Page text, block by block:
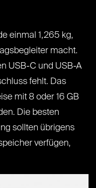
einmal 1,265 kg,
macht.
USB-C und USB-A
fehlt. Das
mit 8 oder 16 GB
Die besten
sollten übrigens
verfügen,